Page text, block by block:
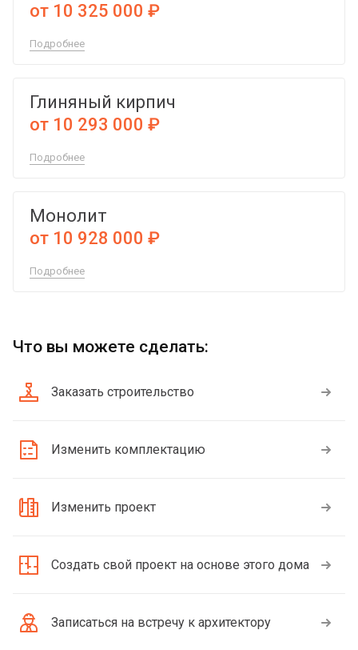
от 10 325 000 ₽
Подробнее
Глиняный кирпич
от 10 293 000 ₽
Подробнее
Монолит
от 10 928 000 ₽
Подробнее
Что вы можете сделать:
Заказать строительство
Изменить комплектацию
Изменить проект
Создать свой проект на основе этого дома
Записаться на встречу к архитектору